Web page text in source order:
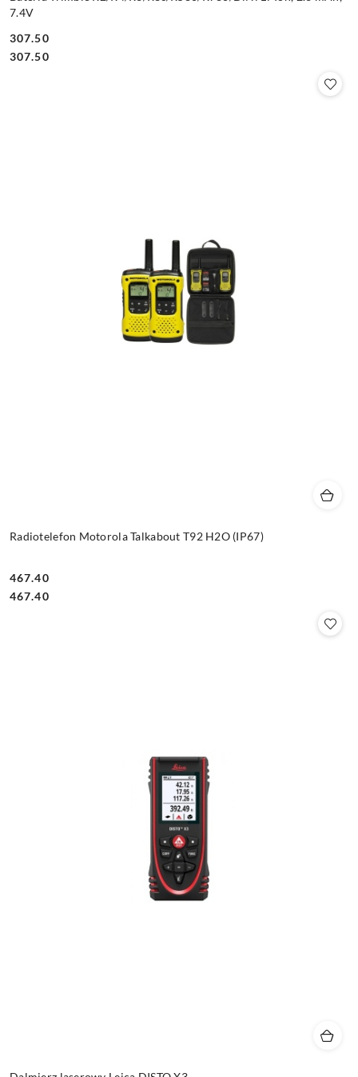
7.4V
Cena:
307.50
Cena:
307.50
Radiotelefon Motorola Talkabout T92 H2O (IP67)
Cena:
467.40
Cena:
467.40